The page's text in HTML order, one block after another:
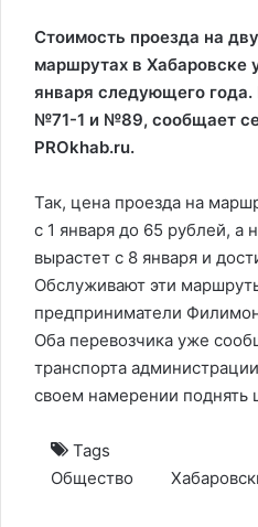
Стоимость проезда на
маршрутах в Хабаровске
января следующего
№71-1 и №89, сообщает
PROkhab.ru.
Так, цена проезда на
с 1 января до 65 рублей,
вырастет с 8 января и
Обслуживают эти
предприниматели
Оба перевозчика уже
транспорта
своем намерении поднять
Tags
Общество